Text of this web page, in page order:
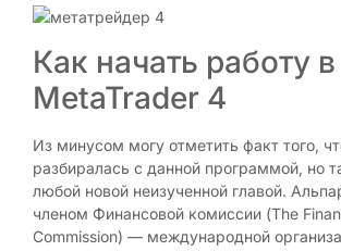
Как начать работу в
MetaTrader 4
Из минусом могу отметить факт того,
разбиралась с данной программой, но
любой новой неизученной главой.
членом Финансовой комиссии (The
Commission) — международной